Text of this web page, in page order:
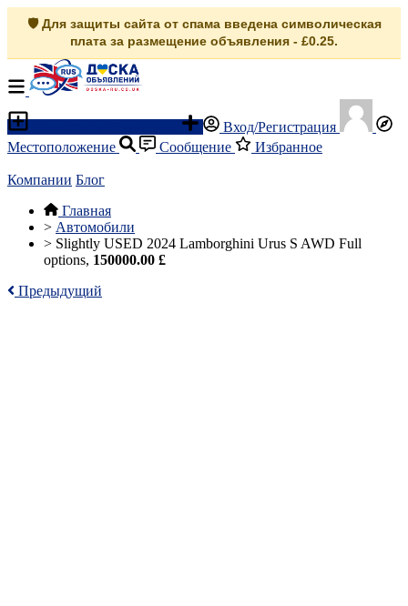
🛡️ Для защиты сайта от спама введена символическая
плата за размещение объявления - £0.25.
Вход/Регистрация
Местоположение
Сообщение Избранное
Компании Блог
Главная
> Автомобили
> Slightly USED 2024 Lamborghini Urus S AWD Full
options, 150000.00 £
Предыдущий